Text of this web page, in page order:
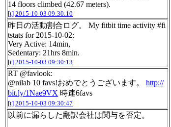
14 floors climbed (42.67 meters).
[t] 2015-10-03 09:30:10
昨日の活動割合ログ。 My fitbit time activity #fi
tstats for 2015-10-02:
Very Active: 14min,
Sedentary: 21hrs 8min.
[t] 2015-10-03 09:30:13
RT @favlook:
@nilab 10 favs!おめでとうございます。 http://
bit.ly/1Nae9VX 時速6favs
[t] 2015-10-03 09:30:47
以前に漏らした翻訳会社は関与を否定。